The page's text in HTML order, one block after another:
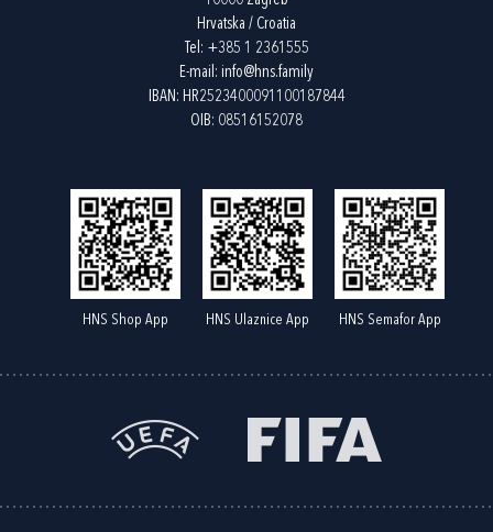
Hrvatska / Croatia
Tel: +385 1 2361555
E-mail: info@hns.family
IBAN: HR2523400091100187844
OIB: 08516152078
HNS Shop App HNS Ulaznice App HNS Semafor App